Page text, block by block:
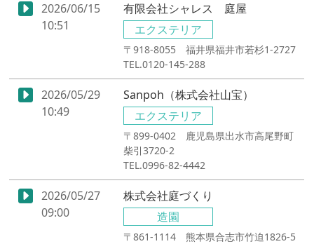
2026/06/15
10:51
有限会社シャレス 庭屋
エクステリア
〒918-8055 福井県福井市若杉1-2727
TEL.0120-145-288
2026/05/29
10:49
Sanpoh（株式会社山宝）
エクステリア
〒899-0402 鹿児島県出水市高尾野町
柴引3720-2
TEL.0996-82-4442
2026/05/27
09:00
株式会社庭づくり
造園
〒861-1114 熊本県合志市竹迫1826-5